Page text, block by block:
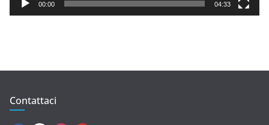
e
00:00 04:33
Contattaci